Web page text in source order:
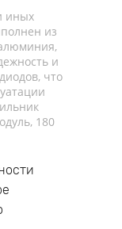
иных
из
и
что
180
от